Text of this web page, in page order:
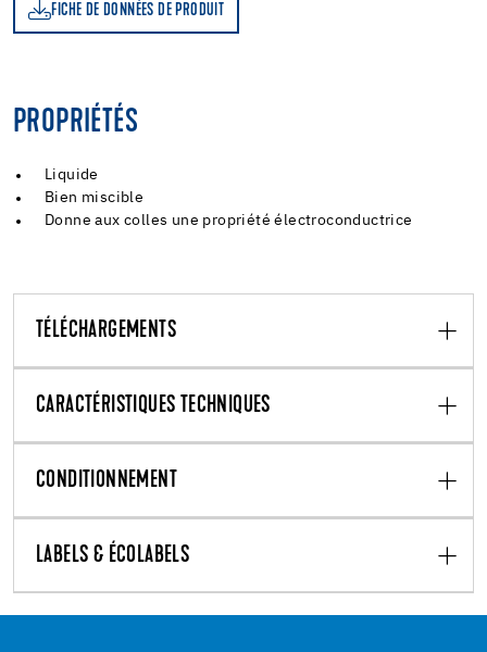
FICHE DE DONNÉES DE PRODUIT
PROPRIÉTÉS
Liquide
Bien miscible
Donne aux colles une propriété électroconductrice
TÉLÉCHARGEMENTS
CARACTÉRISTIQUES TECHNIQUES
CONDITIONNEMENT
LABELS & ÉCOLABELS